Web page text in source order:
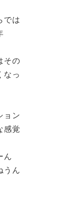
では
その
なっ
ョン
感覚
ん
うん